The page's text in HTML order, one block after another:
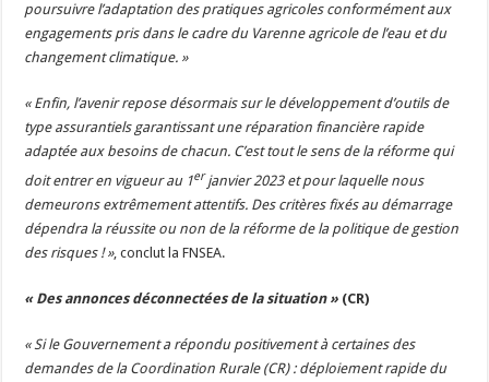
poursuivre l’adaptation des pratiques agricoles conformément aux
engagements pris dans le cadre du Varenne agricole de l’eau et du
changement climatique. »
« Enfin, l’avenir repose désormais sur le développement d’outils de
type assurantiels garantissant une réparation financière rapide
adaptée aux besoins de chacun. C’est tout le sens de la réforme qui
doit entrer en vigueur au 1erjanvier 2023 et pour laquelle nous
demeurons extrêmement attentifs. Des critères fixés au démarrage
dépendra la réussite ou non de la réforme de la politique de gestion
des risques ! », conclut la FNSEA.
« Des annonces déconnectées de la situation » (CR)
« Si le Gouvernement a répondu positivement à certaines des
demandes de la Coordination Rurale (CR) : déploiement rapide du